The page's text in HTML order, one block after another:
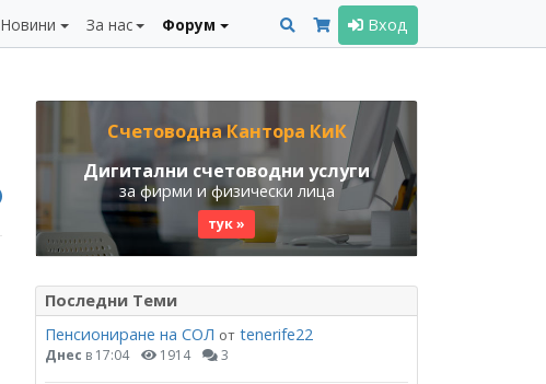
Новини За нас Форум Вход
Счетоводна Кантора КиК
Дигитални счетоводни услуги
за фирми и физически лица
тук »
Последни Теми
Пенсиониране на СОЛ от tenerife22
Днес в 17:04 1914 3